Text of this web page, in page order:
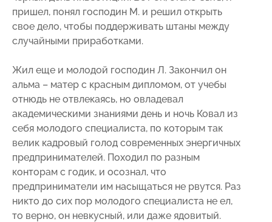
пришел, понял господин М. и решил открыть
свое дело, чтобы поддерживать штаны между
случайными приработками.
Жил еще и молодой господин Л. Закончил он
альма – матер с красным дипломом, от учебы
отнюдь не отвлекаясь, но овладевал
академическими знаниями день и ночь Ковал из
себя молодого специалиста, по которым так
велик кадровый голод современных энергичных
предпринимателей. Походил по разным
конторам с годик, и осознал, что
предприниматели им насыщаться не рвутся. Раз
никто до сих пор молодого специалиста не ел,
то верно, он невкусный, или даже ядовитый.